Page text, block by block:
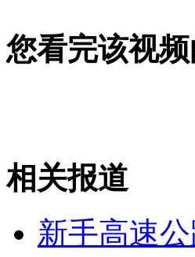
美部署空中警戒管制机监控
山西运城恶犬咬伤多人 警
您看完该视
相关报道
新手高速